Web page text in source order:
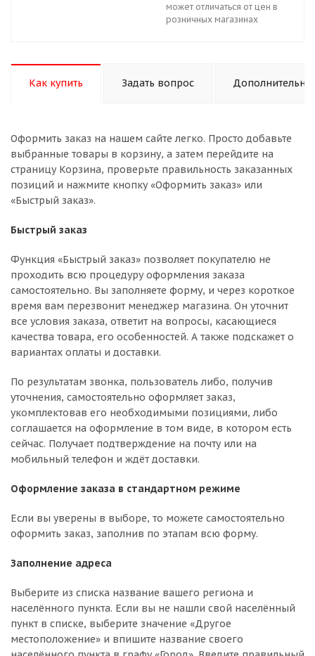
может отличаться от цен в
розничных магазинах
Как купить Задать вопрос Дополнительно
Оформить заказ на нашем сайте легко. Просто добавьте
выбранные товары в корзину, а затем перейдите на
страницу Корзина, проверьте правильность заказанных
позиций и нажмите кнопку «Оформить заказ» или
«Быстрый заказ».
Быстрый заказ
Функция «Быстрый заказ» позволяет покупателю не
проходить всю процедуру оформления заказа
самостоятельно. Вы заполняете форму, и через короткое
время вам перезвонит менеджер магазина. Он уточнит
все условия заказа, ответит на вопросы, касающиеся
качества товара, его особенностей. А также подскажет о
вариантах оплаты и доставки.
По результатам звонка, пользователь либо, получив
уточнения, самостоятельно оформляет заказ,
укомплектовав его необходимыми позициями, либо
соглашается на оформление в том виде, в котором есть
сейчас. Получает подтверждение на почту или на
мобильный телефон и ждёт доставки.
Оформление заказа в стандартном режиме
Если вы уверены в выборе, то можете самостоятельно
оформить заказ, заполнив по этапам всю форму.
Заполнение адреса
Выберите из списка название вашего региона и
населённого пункта. Если вы не нашли свой населённый
пункт в списке, выберите значение «Другое
местоположение» и впишите название своего